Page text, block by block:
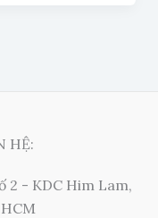
HỆ:
2 - KDC Him Lam,